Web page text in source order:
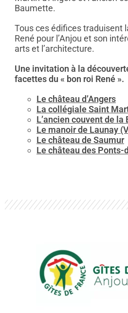
Baumette.
Tous ces édifices traduisent
René pour l’Anjou et son
arts et l’architecture.
Une invitation à la
facettes du « bon roi René ».
Le château d’Angers
La collégiale Saint
L’ancien couvent de la
Le manoir de Launay
Le château de Saumur
Le château des Ponts-